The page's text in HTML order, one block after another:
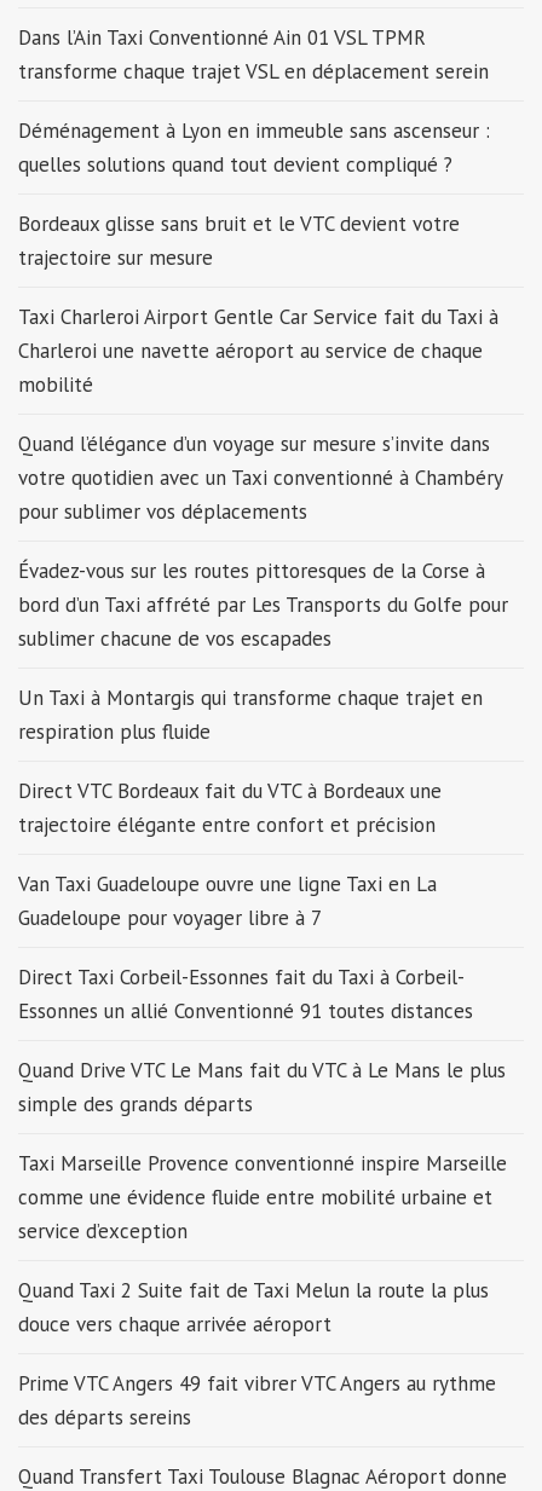
Dans l’Ain Taxi Conventionné Ain 01 VSL TPMR
transforme chaque trajet VSL en déplacement serein
Déménagement à Lyon en immeuble sans ascenseur :
quelles solutions quand tout devient compliqué ?
Bordeaux glisse sans bruit et le VTC devient votre
trajectoire sur mesure
Taxi Charleroi Airport Gentle Car Service fait du Taxi à
Charleroi une navette aéroport au service de chaque
mobilité
Quand l’élégance d’un voyage sur mesure s’invite dans
votre quotidien avec un Taxi conventionné à Chambéry
pour sublimer vos déplacements
Évadez-vous sur les routes pittoresques de la Corse à
bord d’un Taxi affrété par Les Transports du Golfe pour
sublimer chacune de vos escapades
Un Taxi à Montargis qui transforme chaque trajet en
respiration plus fluide
Direct VTC Bordeaux fait du VTC à Bordeaux une
trajectoire élégante entre confort et précision
Van Taxi Guadeloupe ouvre une ligne Taxi en La
Guadeloupe pour voyager libre à 7
Direct Taxi Corbeil-Essonnes fait du Taxi à Corbeil-
Essonnes un allié Conventionné 91 toutes distances
Quand Drive VTC Le Mans fait du VTC à Le Mans le plus
simple des grands départs
Taxi Marseille Provence conventionné inspire Marseille
comme une évidence fluide entre mobilité urbaine et
service d’exception
Quand Taxi 2 Suite fait de Taxi Melun la route la plus
douce vers chaque arrivée aéroport
Prime VTC Angers 49 fait vibrer VTC Angers au rythme
des départs sereins
Quand Transfert Taxi Toulouse Blagnac Aéroport donne